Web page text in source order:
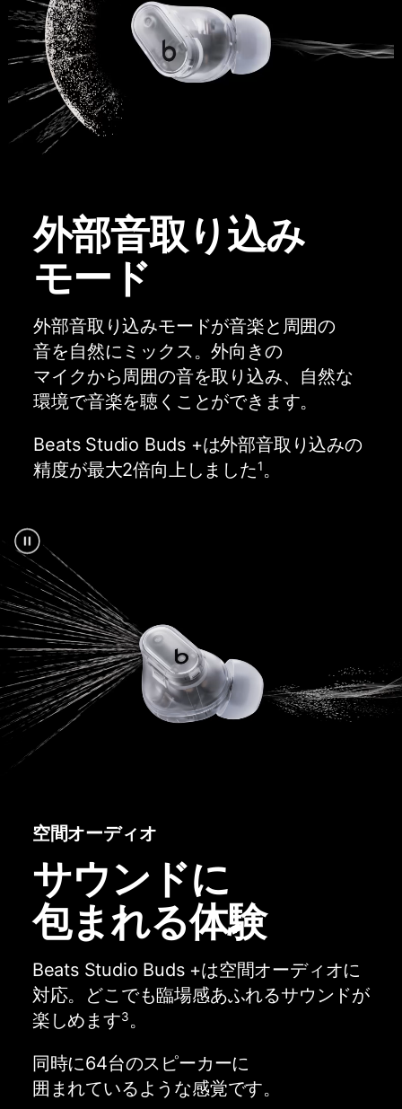
外部​​音取り込み
モード
外部​​音取り込みモードが​​音楽と​​周囲の​​
音を​​自然に​​ミックス。​​外向きの​​
マイクから​​周囲の​​音を​​取り込み、​​自然な​​
環境で​​音楽を​​聴く​​ことができます。
Beats Studio Buds +は​​外部​​音取り込みの​​
精度が​​最大2倍向上しました1。
空間オーディオ
サウンドに
包まれる​​体験
Beats Studio Buds +は​​空間オーディオに​​
対応。​​どこでも​​臨場感​あ​ふれる​​サウンドが​​
楽しめます3。
同時に​​64台の​​スピーカーに​​
囲まれているような​​感覚です。